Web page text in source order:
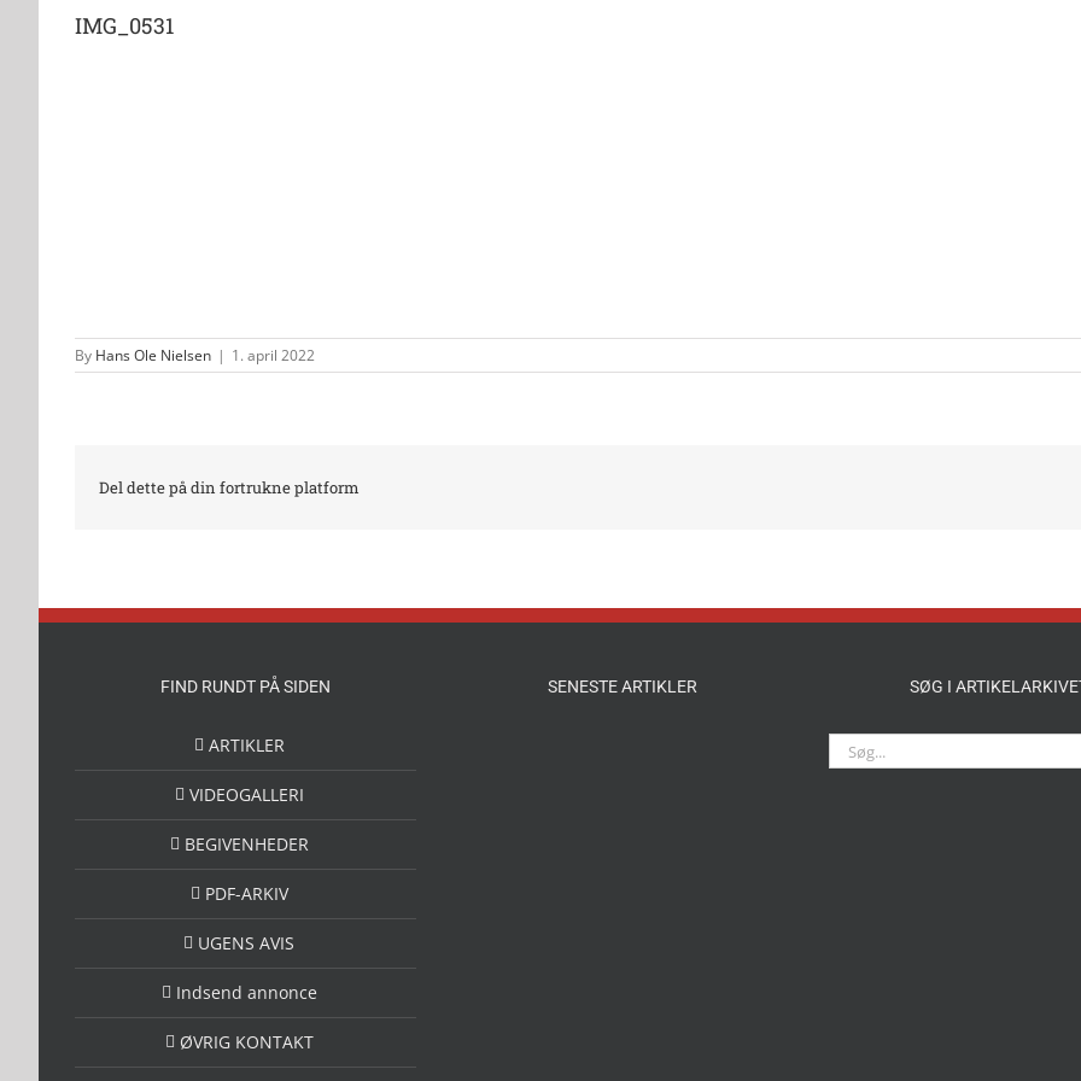
IMG_0531
By Hans Ole Nielsen | 1. april 2022
Del dette på din fortrukne platform
FIND RUNDT PÅ SIDEN
ARTIKLER
VIDEOGALLERI
BEGIVENHEDER
PDF-ARKIV
UGENS AVIS
Indsend annonce
ØVRIG KONTAKT
SENESTE ARTIKLER SØG I
Søg
efter: